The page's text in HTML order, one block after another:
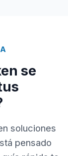
se
soluciones
pensado